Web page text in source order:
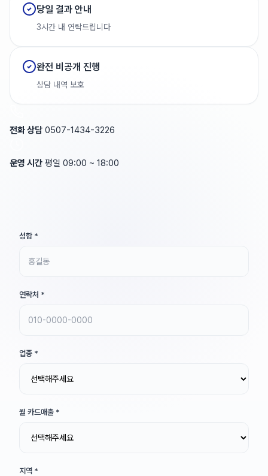
당일 결과 안내
3시간 내 연락드립니다
완전 비공개 진행
상담 내역 보호
전화 상담 0507-1434-3226
운영 시간 평일 09:00 ~ 18:00
성함 *
연락처 *
업종 *
월 카드매출 *
지역 *